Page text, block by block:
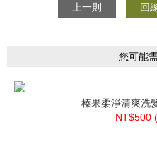
上一則 回
您可能
榛果柔淨清爽洗
NT$500 (